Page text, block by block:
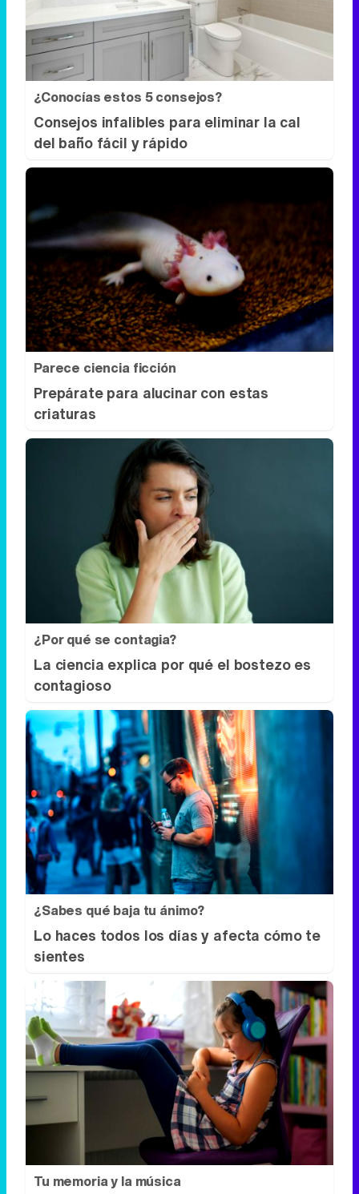
Consejos infalibles para eliminar la cal
del baño fácil y rápido
Parece ciencia ficción
Prepárate para alucinar con estas
criaturas
¿Por qué se contagia?
La ciencia explica por qué el bostezo es
contagioso
¿Sabes qué baja tu ánimo?
Lo haces todos los días y afecta cómo te
sientes
Tu memoria y la música
Esa canción antigua que no olvidas tiene
una explicación